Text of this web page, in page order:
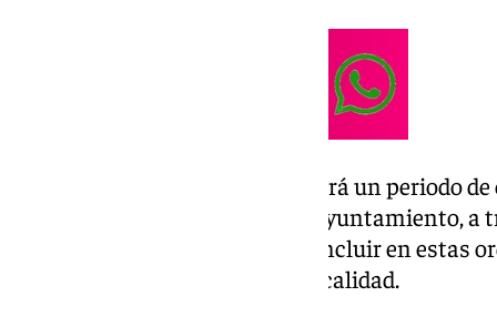
Para ello, tras la Navidad se abrirá un periodo
ciudadanía puede trasladar al Ayuntamiento, a
que consideren que se debería incluir en estas
regular las zambombas en la localidad.